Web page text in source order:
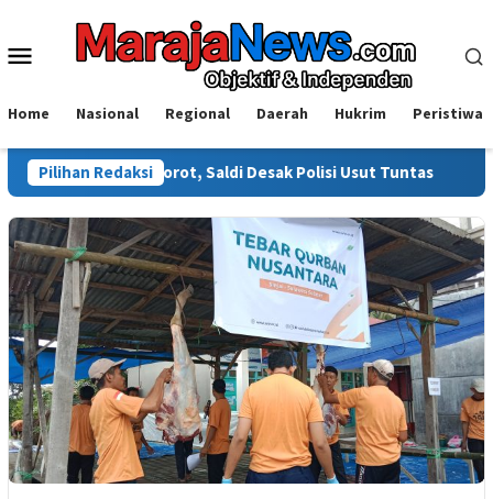
konten
Menu
Home Nasional Regional Daerah Hukrim Peristiwa
Pilihan Redaksi
Disorot, Saldi Desak Polisi Usut Tuntas Warga Sinjai